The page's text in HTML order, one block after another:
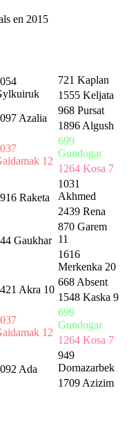
en 2015
721 Kaplan
1555 Keljata
Azalia
968 Pursat
1896 Algush
12
699
Gundogar
1264 Kosa 7
Raketa
1031
Akhmed
2439 Rena
Gaukhar
870 Garem
11
1616
Merkenka 20
Akra 10
668 Absent
1548 Kaska 9
12
699
Gundogar
1264 Kosa 7
Ada
949
Dornazarbek
1709 Azizim